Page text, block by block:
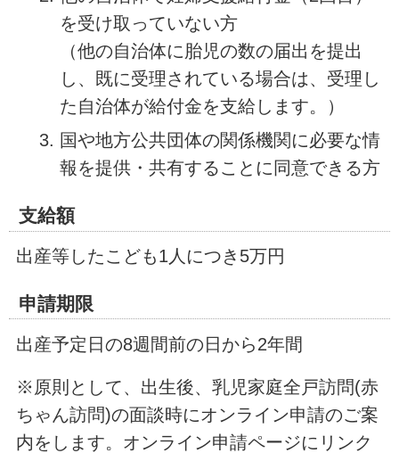
を受け取っていない方
（他の自治体に胎児の数の届出を提出
し、既に受理されている場合は、受理し
た自治体が給付金を支給します。）
国や地方公共団体の関係機関に必要な情
報を提供・共有することに同意できる方
支給額
出産等したこども1人につき5万円
申請期限
出産予定日の8週間前の日から2年間
※原則として、出生後、乳児家庭全戸訪問(赤
ちゃん訪問)の面談時にオンライン申請のご案
内をします。オンライン申請ページにリンク